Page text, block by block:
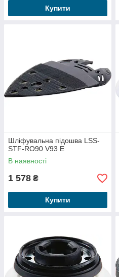
Купити
Шліфувальна підошва LSS-
STF-RO90 V93 E
В наявності
1 578 ₴
Купити